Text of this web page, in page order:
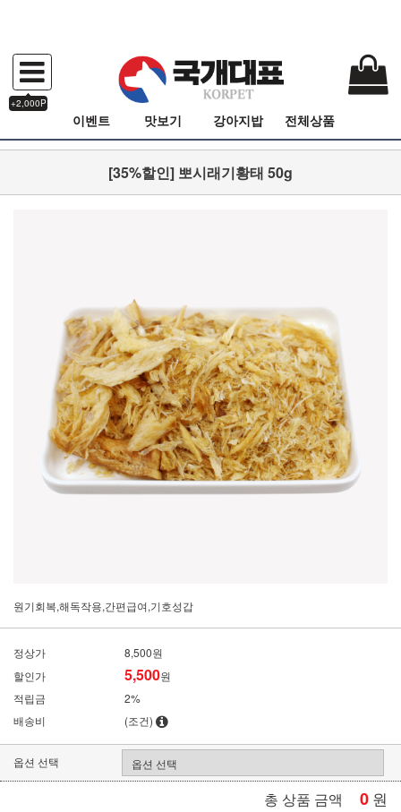
+2,000P
이벤트 맛보기 강아지밥 전체상품
[35%할인] 뽀시래기황태 50g
원기회복,해독작용,간편급여,기호성갑
정상가
8,500원
할인가
5,500원
적립금
2%
배송비
(조건)
옵션 선택
총 상품 금액 0 원